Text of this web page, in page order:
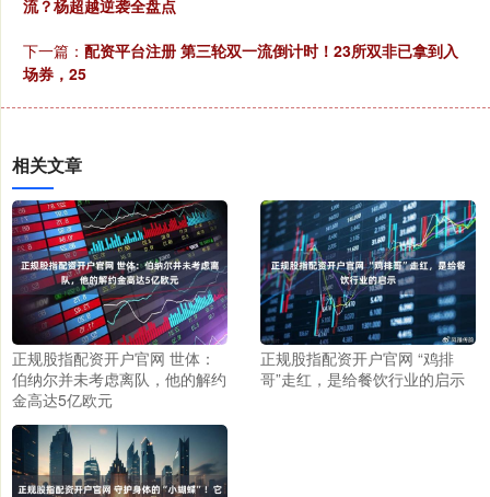
流？杨超越逆袭全盘点
下一篇： 配资平台注册 第三轮双一流倒计时！23所双非已拿到入
场券，25
相关文章
正规股指配资开户官网 世体：
伯纳尔并未考虑离队，他的解约
金高达5亿欧元
正规股指配资开户官网 “鸡排
哥”走红，是给餐饮行业的启示